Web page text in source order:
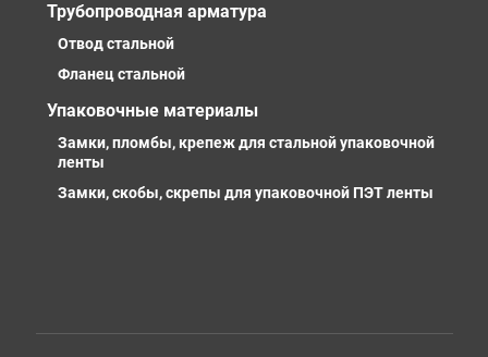
Трубопроводная арматура
Отвод стальной
Фланец стальной
Упаковочные материалы
Замки, пломбы, крепеж для стальной упаковочной
ленты
Замки, скобы, скрепы для упаковочной ПЭТ ленты